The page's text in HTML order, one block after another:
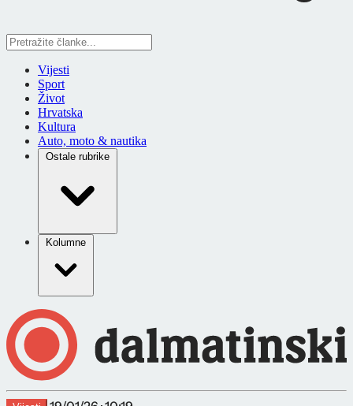
Vijesti
Sport
Život
Hrvatska
Kultura
Auto, moto & nautika
Ostale rubrike
Kolumne